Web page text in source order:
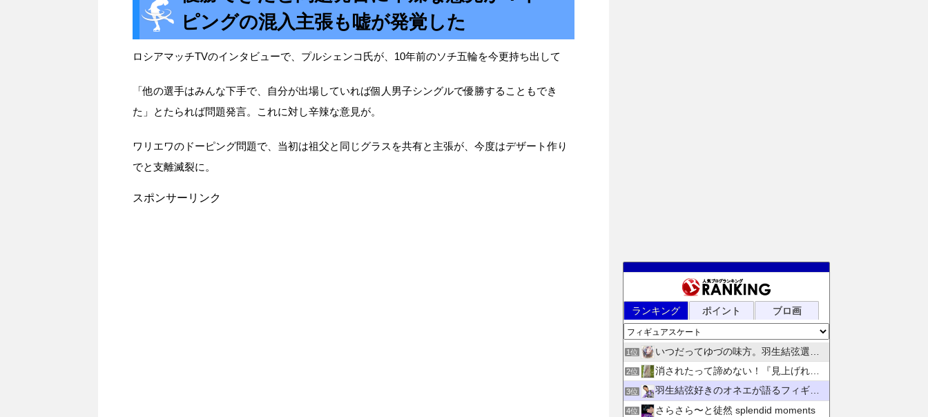
ピングの混入主張も嘘が発覚した
ロシアマッチTVのインタビューで、プルシェンコ氏が、10年前のソチ五輪を今更持ち出して
「他の選手はみんな下手で、自分が出場していれば個人男子シングルで優勝することもでき
た」とたられば問題発言。これに対し辛辣な意見が。
ワリエワのドーピング問題で、当初は祖父と同じグラスを共有と主張が、今度はデザート作り
でと支離滅裂に。
スポンサーリンク
ランキング ポイント ブロ画
1位 いつだってゆづの味方。羽生結弦選手応援団 紫色のブログ
2位 消されたって諦めない！『見上げれば、青空 』別館
3位 羽生結弦好きのオネエが語るフィギュアスケート
4位 さらさら〜と徒然 splendid moments